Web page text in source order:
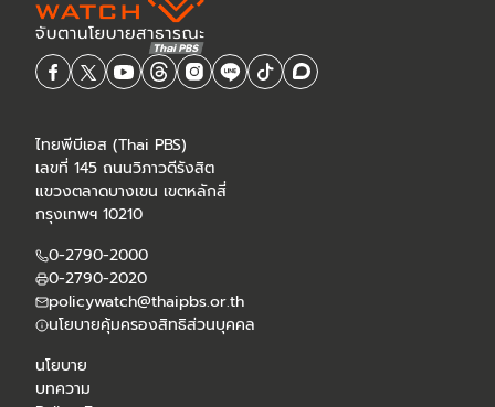
ไทยพีบีเอส (Thai PBS)
เลขที่ 145 ถนนวิภาวดีรังสิต
แขวงตลาดบางเขน เขตหลักสี่
กรุงเทพฯ 10210
0-2790-2000
0-2790-2020
policywatch@thaipbs.or.th
นโยบายคุ้มครองสิทธิส่วนบุคคล
นโยบาย
บทความ